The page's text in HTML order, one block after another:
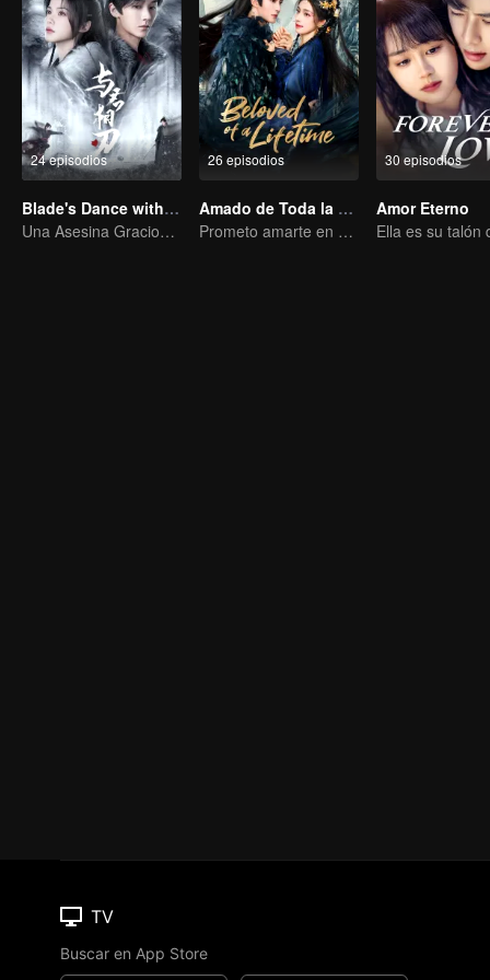
24 episodios
Blade's Dance with You
Una Asesina Graciosa Persigue el Corazón del Príncipe
26 episodios
Amado de Toda la Vida
Prometo amarte en esta vida y tú me prometes las siguientes
30 episodios
Amor Eterno
TV
Buscar en App Store